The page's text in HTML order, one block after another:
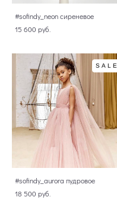
#sofindy_neon сиреневое
15 600 pуб.
SALE
#sofindy_aurora пудровое
18 500 pуб.